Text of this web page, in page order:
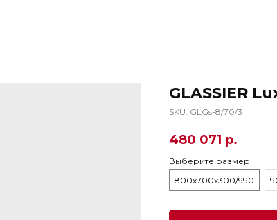
GLASSIER
SKU: GLGs-8/70/3
480 071 р.
Выберите размер
800х700х300/990